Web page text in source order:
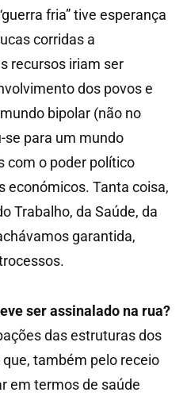
fria” tive esperança
corridas a
recursos iriam ser
dos povos e
bipolar (não no
se para um mundo
com o poder político
económicos. Tanta coisa,
Trabalho, da Saúde, da
garantida,
ser assinalado na rua?
das estruturas dos
também pelo receio
em termos de saúde